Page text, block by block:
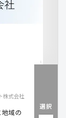
株式会社
域の
選択